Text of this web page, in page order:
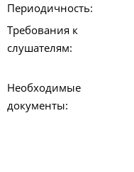
Периодичность:
Требования к
слушателям:
Необходимые
документы: